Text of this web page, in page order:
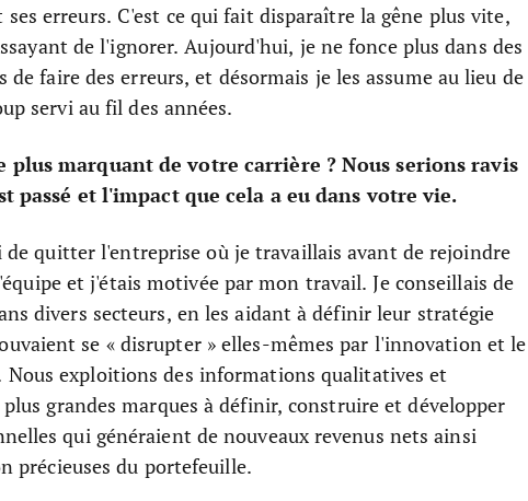
erreurs. C'est ce qui fait disparaître la gêne plus vite,
de l'ignorer. Aujourd'hui, je ne fonce plus dans des
faire des erreurs, et désormais je les assume au lieu de
servi au fil des années.
plus marquant de votre carrière ? Nous serions ravis
passé et l'impact que cela a eu dans votre vie.
quitter l'entreprise où je travaillais avant de rejoindre
et j'étais motivée par mon travail. Je conseillais de
divers secteurs, en les aidant à définir leur stratégie
se « disrupter » elles-mêmes par l'innovation et le
Nous exploitions des informations qualitatives et
grandes marques à définir, construire et développer
qui généraient de nouveaux revenus nets ainsi
précieuses du portefeuille.